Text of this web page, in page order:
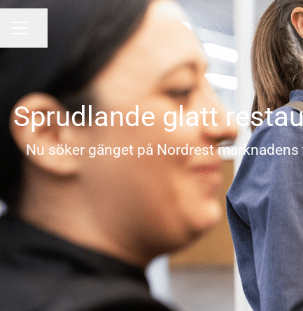
Sprudlande glatt
Nu söker gänget på Nordrest